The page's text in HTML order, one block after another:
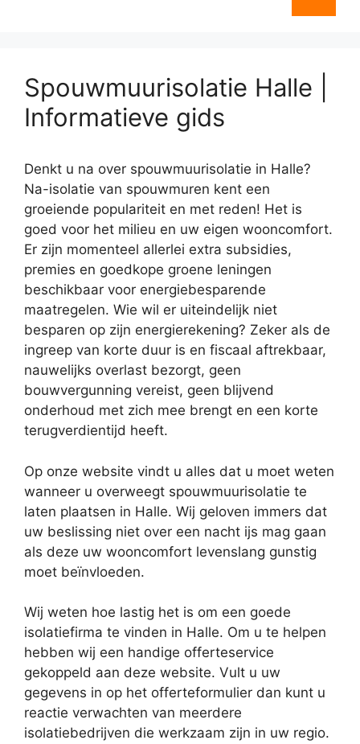
Spouwmuurisolatie Halle |
Informatieve gids
Denkt u na over spouwmuurisolatie in Halle?
Na-isolatie van spouwmuren kent een
groeiende populariteit en met reden! Het is
goed voor het milieu en uw eigen wooncomfort.
Er zijn momenteel allerlei extra subsidies,
premies en goedkope groene leningen
beschikbaar voor energiebesparende
maatregelen. Wie wil er uiteindelijk niet
besparen op zijn energierekening? Zeker als de
ingreep van korte duur is en fiscaal aftrekbaar,
nauwelijks overlast bezorgt, geen
bouwvergunning vereist, geen blijvend
onderhoud met zich mee brengt en een korte
terugverdientijd heeft.
Op onze website vindt u alles dat u moet weten
wanneer u overweegt spouwmuurisolatie te
laten plaatsen in Halle. Wij geloven immers dat
uw beslissing niet over een nacht ijs mag gaan
als deze uw wooncomfort levenslang gunstig
moet beïnvloeden.
Wij weten hoe lastig het is om een goede
isolatiefirma te vinden in Halle. Om u te helpen
hebben wij een handige offerteservice
gekoppeld aan deze website. Vult u uw
gegevens in op het offerteformulier dan kunt u
reactie verwachten van meerdere
isolatiebedrijven die werkzaam zijn in uw regio.